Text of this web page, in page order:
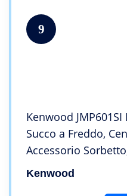
9
Kenwood
Succo a Freddo,
Accessorio
Plastica, Argento
Kenwood